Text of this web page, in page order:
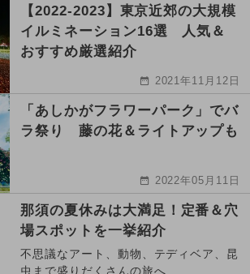
【2022-2023】東京近郊の大規模
イルミネーション16選 人気＆
おすすめ厳選紹介
2021年11月12日
「あしかがフラワーパーク」でバ
ラ祭り 藤の花＆ライトアップも
2022年05月11日
那須の夏休みは大満足！定番＆穴
場スポットを一挙紹介
不思議なアート、動物、テディベア、昆
虫まで盛りだくさんの旅へ